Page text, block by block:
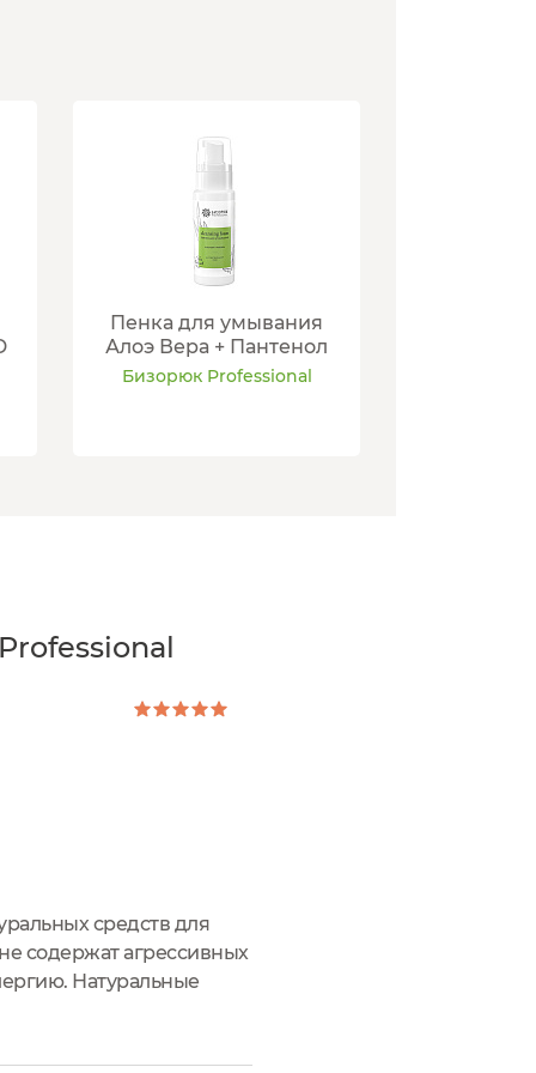
Пенка для умывания
Алоэ Вера + Пантенол
Бизорюк Professional
средств для
содержат агрессивных
Натуральные